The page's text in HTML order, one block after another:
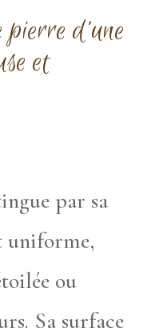
d’une
et
par sa
uniforme,
ou
Sa surface